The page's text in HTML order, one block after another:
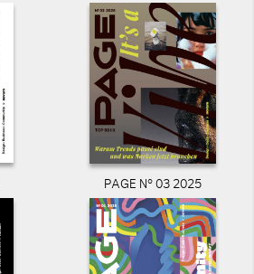
PAGE N° 03 2025